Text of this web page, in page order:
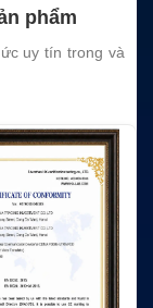
empty.
phẩm
uy tín trong và